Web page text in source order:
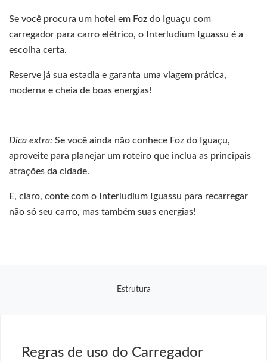
Se você procura um hotel em Foz do Iguaçu com
carregador para carro elétrico, o Interludium Iguassu é a
escolha certa.
Reserve já sua estadia e garanta uma viagem prática,
moderna e cheia de boas energias!
Dica extra: Se você ainda não conhece Foz do Iguaçu,
aproveite para planejar um roteiro que inclua as principais
atrações da cidade.
E, claro, conte com o Interludium Iguassu para recarregar
não só seu carro, mas também suas energias!
Estrutura
Regras de uso do Carregador